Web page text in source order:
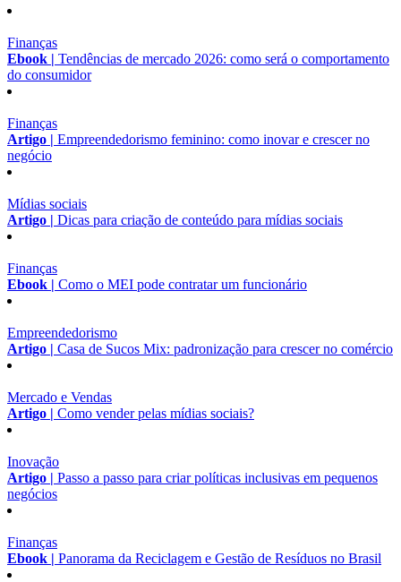
Finanças
Ebook | Tendências de mercado 2026: como será o comportamento
do consumidor
Finanças
Artigo | Empreendedorismo feminino: como inovar e crescer no
negócio
Mídias sociais
Artigo | Dicas para criação de conteúdo para mídias sociais
Finanças
Ebook | Como o MEI pode contratar um funcionário
Empreendedorismo
Artigo | Casa de Sucos Mix: padronização para crescer no comércio
Mercado e Vendas
Artigo | Como vender pelas mídias sociais?
Inovação
Artigo | Passo a passo para criar políticas inclusivas em pequenos
negócios
Finanças
Ebook | Panorama da Reciclagem e Gestão de Resíduos no Brasil